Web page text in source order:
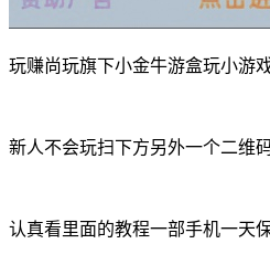
玩赚尚玩旗下小金牛游盒玩小游
新人不会玩扫下方另外一个二维
认真看里面的教程一部手机一天